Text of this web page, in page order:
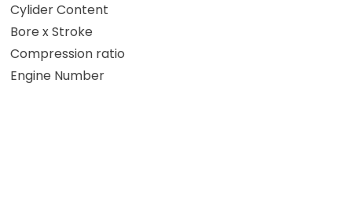
Cylider Content
Bore x Stroke
Compression ratio
Engine Number